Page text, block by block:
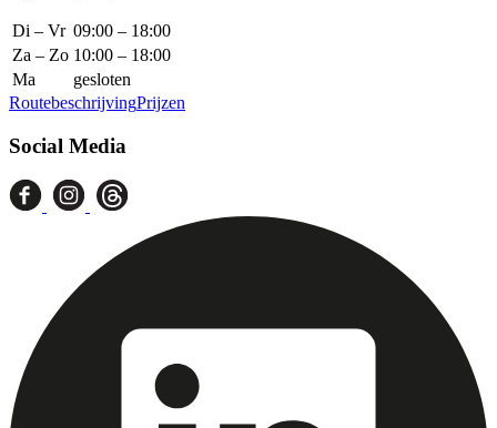
Di – Vr 09:00 – 18:00
Za – Zo 10:00 – 18:00
Ma
gesloten
RoutebeschrijvingPrijzen
Social Media